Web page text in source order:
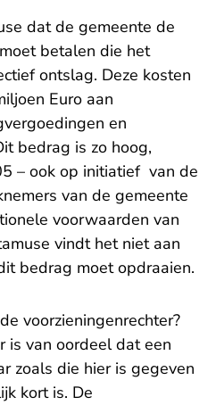
dat de gemeente de
betalen die het
ontslag. Deze kosten
Euro aan
en
bedrag is zo hoog,
– ook op initiatief van de
van de gemeente
voorwaarden van
vindt het niet aan
bedrag moet opdraaien.
voorzieningenrechter?
is van oordeel dat een
zoals die hier is gegeven
kort is. De